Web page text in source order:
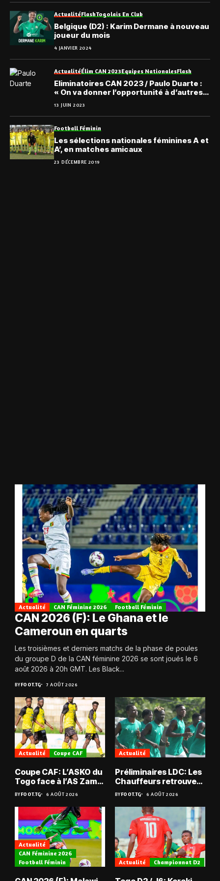
ActualitéFlashTogolais En Club
Belgique (D2) : Karim Dermane à nouveau
joueur du mois
4 JANVIER 2024
ActualitéÉlim CAN 2023Equipes NationalesFlash
Eliminatoires CAN 2023 / Paulo Duarte :
« On va donner l’opportunité à d’autres
joueurs »
13 JUIN 2023
Football Féminin
Les sélections nationales féminines A et
A’, en matches amicaux
23 DÉCEMBRE 2019
Actualité CAN Féminine 2026 Football Féminin
CAN 2026 (F): Le Ghana et le
Cameroun en quarts
Les troisièmes et derniers matchs de la phase de poules
du groupe D de la CAN féminine 2026 se sont joués le 6
août 2026 à 20h GMT. Les Black...
BYFOOT.TG 7 AOÛT 2026
Actualité Coupe CAF
Coupe CAF: L’ASKO du
Togo face à l’AS Zam
du Niger
BYFOOT.TG 6 AOÛT 2026
Actualité
Préliminaires LDC: Les
Chauffeurs retrouvent
les Mimos
BYFOOT.TG 6 AOÛT 2026
Actualité
CAN Féminine 2026
Football Féminin
Actualité Championnat D2